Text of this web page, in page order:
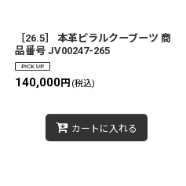
［26.5］ 本革ピラルクーブーツ 商
品番号 JV00247-265
140,000円 (税込)
カートに入れる